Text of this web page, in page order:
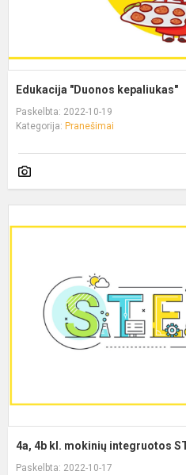
Edukacija "Duonos kepaliukas"
Paskelbta: 2022-10-19
Kategorija: Pranešimai
4a, 4b kl. mokinių integruotos
Paskelbta: 2022-10-17